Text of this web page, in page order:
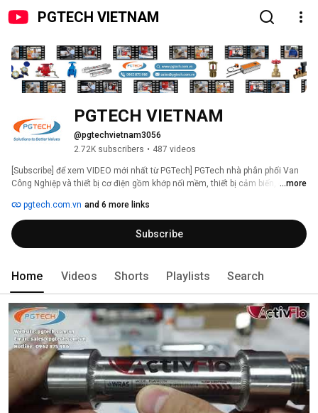
PGTECH VIETNAM
PGTECH VIETNAM
@pgtechvietnam3056
2.72K subscribers • 487 videos
[Subscribe] để xem VIDEO mới nhất từ PGTech] PGTech nhà phân phối Van
Công Nghiệp và thiết bị cơ điện gồm khớp nối mềm, thiết bị cảm biến, đồng
thiết bị xử lý cáu cặn, thiết bị lọc tách cặn khử khí, thiết bị điều áp và tách
khí, thiết bị tách khí chân không, bình giãn nở/bình tích áp, lò xo chống rung,
cao su chống rung, đồng hồ đo công suất lạnh BTU, động cơ điều khiển van
gió...cho các công trình xây dựng trên toàn Quốc và các nước trong Khu
...more
pgtech.com.vn and 6 more links
Subscribe
Home Videos Shorts Playlists Search